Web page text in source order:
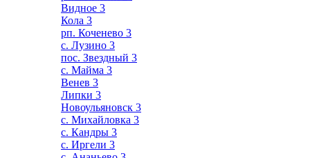
Видное 3
Кола 3
рп. Коченево 3
с. Лузино 3
пос. Звездный 3
с. Майма 3
Венев 3
Липки 3
Новоульяновск 3
с. Михайловка 3
с. Кандры 3
с. Иргели 3